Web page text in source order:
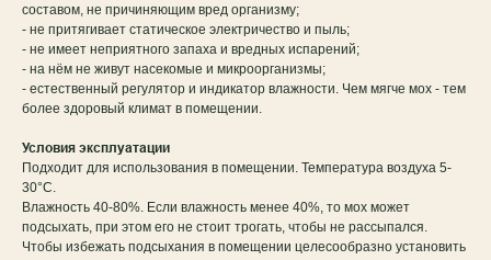
составом, не причиняющим вред организму;
- не притягивает статическое электричество и пыль;
- не имеет неприятного запаха и вредных испарений;
- на нём не живут насекомые и микроорганизмы;
- естественный регулятор и индикатор влажности. Чем мягче мох - тем
более здоровый климат в помещении.
Условия эксплуатации
Подходит для использования в помещении. Температура воздуха 5-
30°C.
Влажность 40-80%. Если влажность менее 40%, то мох может
подсыхать, при этом его не стоит трогать, чтобы не рассыпался.
Чтобы избежать подсыхания в помещении целесообразно установить